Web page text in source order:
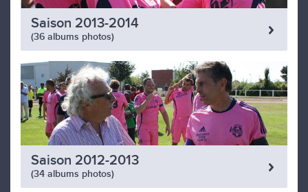
Saison 2013-2014
(36 albums photos)
Saison 2012-2013
(34 albums photos)